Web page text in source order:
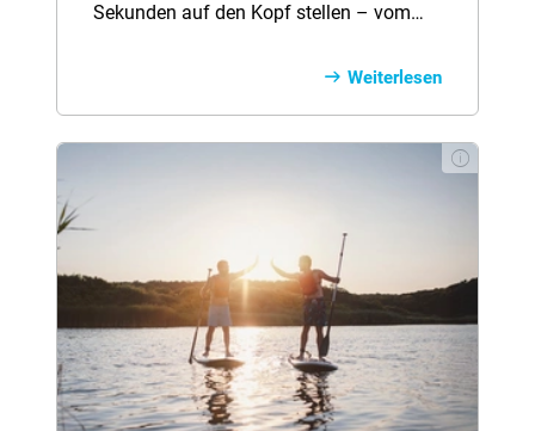
Sekunden auf den Kopf stellen – vom
Zusammenstoß. Wer in dieser
Ausnahmesituation einen klaren Kopf
behält und weiß, welche Schritte jetzt
zählen, schützt sich und andere. In
lauern und wie Sie die gewonnenen
Erkenntnisse für mehr Sicherheit im
Straßenverkehr nutzen können.
Weiterlesen